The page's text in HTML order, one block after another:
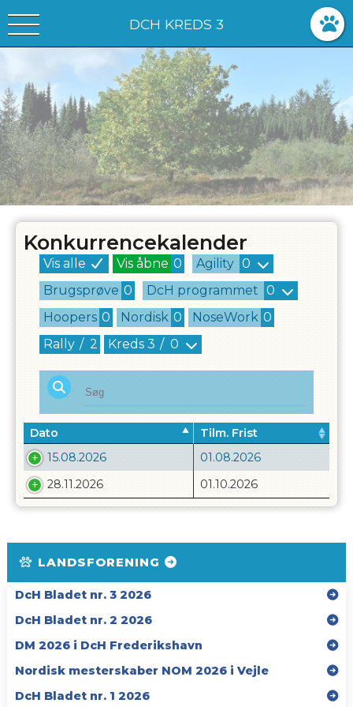
DCH KREDS 3
Konkurrencekalender
Vis alle Vis åbne 0 Agility 0
Brugsprøve 0 DcH programmet 0
Hoopers 0 Nordisk 0 NoseWork 0
Rally / 2 Kreds 3 / 0
Dato
Tilm. Frist
15.08.2026
01.08.2026
28.11.2026
01.10.2026
LANDSFORENING
DcH Bladet nr. 3 2026
DcH Bladet nr. 2 2026
DM 2026 i DcH Frederikshavn
Nordisk mesterskaber NOM 2026 i Vejle
DcH Bladet nr. 1 2026